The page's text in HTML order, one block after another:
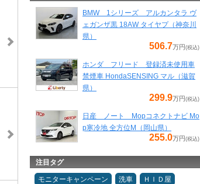
BMW 1シリーズ アルカンタラ ヴ
ェガンザ黒 18AW タイヤプ（神奈川
県）
506.7万円(税込)
ホンダ フリード 登録済未使用車
禁煙車 HondaSENSING マル（滋賀
県）
299.9万円(税込)
日産 ノート Mopコネクトナビ Mo
p寒冷地 全方位M（岡山県）
255.0万円(税込)
注目タグ
モニターキャンペーン 洗車
ＨＩＤ屋